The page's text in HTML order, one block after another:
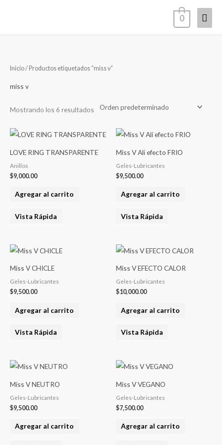
0
Inicio/ Productos etiquetados “miss v”
miss v
Mostrando los 6 resultados
LOVE RING TRANSPARENTE
Anillos
$9,000.00
Agregar al carrito
Vista Rápida
Miss V Ali efecto FRIO
Geles-Lubricantes
$9,500.00
Agregar al carrito
Vista Rápida
Miss V CHICLE
Geles-Lubricantes
$9,500.00
Agregar al carrito
Vista Rápida
Miss V EFECTO CALOR
Geles-Lubricantes
$10,000.00
Agregar al carrito
Vista Rápida
Miss V NEUTRO
Geles-Lubricantes
$9,500.00
Agregar al carrito
Miss V VEGANO
Geles-Lubricantes
$7,500.00
Agregar al carrito